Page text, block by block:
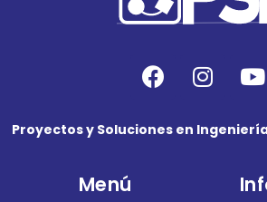
Proyectos y Soluciones en
Menú